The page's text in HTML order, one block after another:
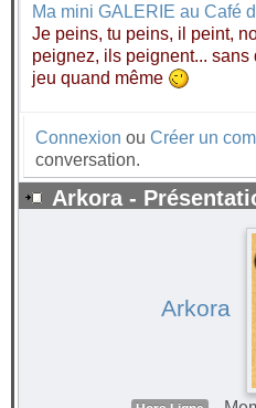
Ma mini GALERIE au Café
Je peins, tu peins, il peint,
peignez, ils peignent... sans
jeu quand même
Connexion ou Créer un
conversation.
Arkora -
Arkora